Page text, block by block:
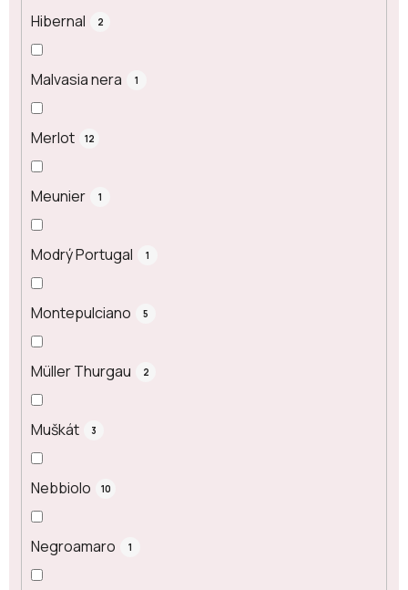
Hibernal 2
Malvasia nera 1
Merlot 12
Meunier 1
Modrý Portugal 1
Montepulciano 5
Müller Thurgau 2
Muškát 3
Nebbiolo 10
Negroamaro 1